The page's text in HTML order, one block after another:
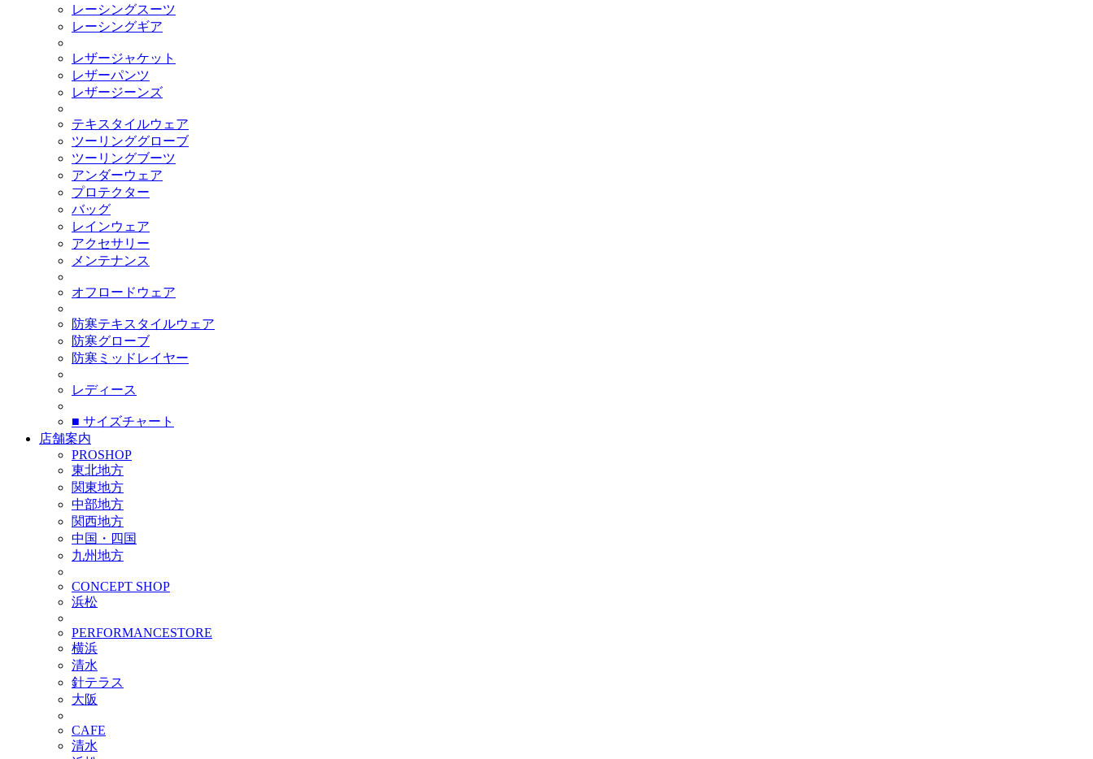
レーシングスーツ
レーシングギア
レザージャケット
レザーパンツ
レザージーンズ
テキスタイルウェア
ツーリンググローブ
ツーリングブーツ
アンダーウェア
プロテクター
バッグ
レインウェア
アクセサリー
メンテナンス
オフロードウェア
防寒テキスタイルウェア
防寒グローブ
防寒ミッドレイヤー
レディース
■ サイズチャート
店舗案内
PROSHOP
東北地方
関東地方
中部地方
関西地方
中国・四国
九州地方
CONCEPT SHOP
浜松
PERFORMANCESTORE
横浜
清水
針テラス
大阪
CAFE
清水